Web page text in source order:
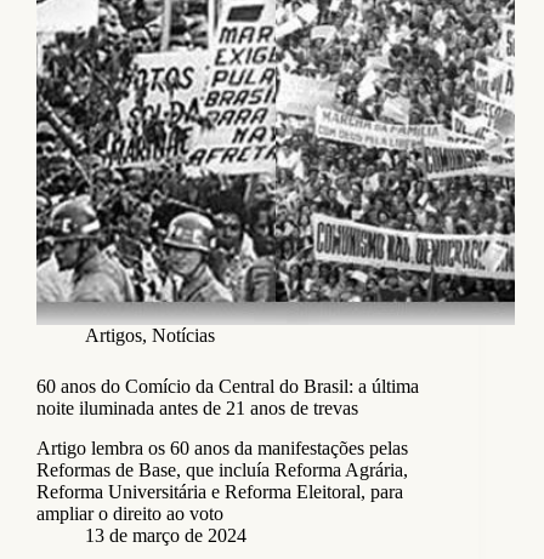
Artigos, Notícias
60 anos do Comício da Central do Brasil: a última
noite iluminada antes de 21 anos de trevas
Artigo lembra os 60 anos da manifestações pelas
Reformas de Base, que incluía Reforma Agrária,
Reforma Universitária e Reforma Eleitoral, para
ampliar o direito ao voto
13 de março de 2024